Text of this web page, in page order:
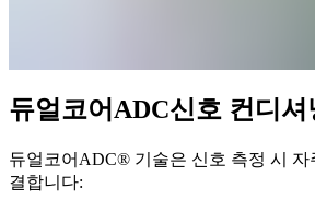
듀얼코어ADC신호 컨디셔
듀얼코어ADC® 기술은 신호 측정 시 자
결합니다: